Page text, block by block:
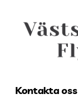
Kontakta oss